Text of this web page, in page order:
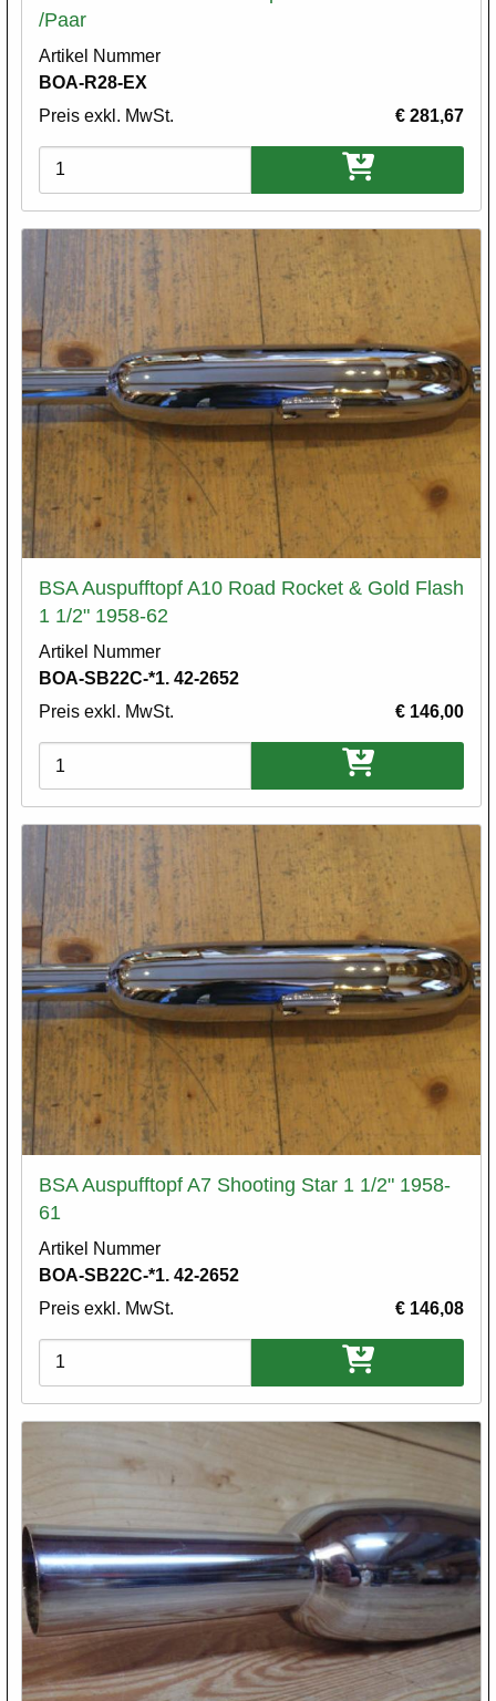
/Paar
Artikel Nummer
BOA-R28-EX
Preis exkl. MwSt.
€ 281,67
Varianten
BSA Auspufftopf A10 Road Rocket & Gold Flash
1 1/2" 1958-62
Artikel Nummer
BOA-SB22C-*1. 42-2652
Preis exkl. MwSt.
€ 146,00
Varianten
BSA Auspufftopf A7 Shooting Star 1 1/2" 1958-
61
Artikel Nummer
BOA-SB22C-*1. 42-2652
Preis exkl. MwSt.
€ 146,08
Varianten